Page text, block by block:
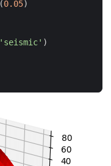
(0.05)
'seismic' )